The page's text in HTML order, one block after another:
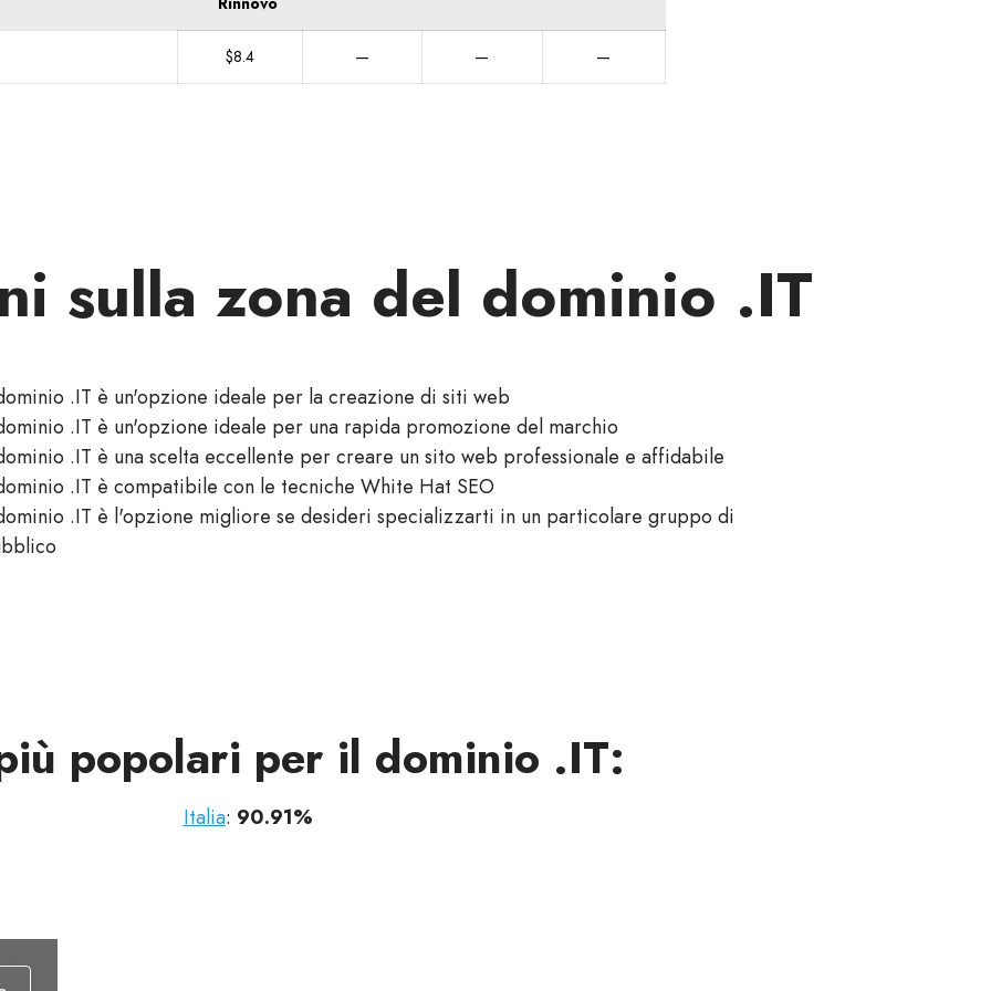
$8.4 — — —
sulla zona del dominio .IT
.IT è un'opzione ideale per la creazione di siti web
.IT è un'opzione ideale per una rapida promozione del marchio
.IT è una scelta eccellente per creare un sito web professionale e affidabile
.IT è compatibile con le tecniche White Hat SEO
.IT è l'opzione migliore se desideri specializzarti in un particolare gruppo di
popolari per il dominio .IT:
Italia: 90.91%